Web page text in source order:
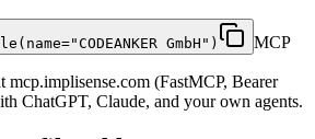
GmbH") MCP
mcp.implisense.com (FastMCP, Bearer
ChatGPT, Claude, and your own agents.